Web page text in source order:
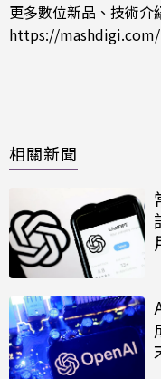
更多數位新品、技術介
https://mashdigi.com/
相關新聞